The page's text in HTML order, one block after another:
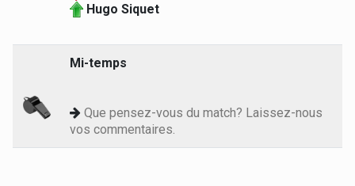
Hugo Siquet
Mi-temps
Que pensez-vous du match? Laissez-nous
vos commentaires.